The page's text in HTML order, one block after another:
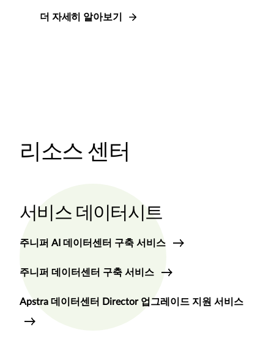
더 자세히 알아보기
리소스 센터
서비스 데이터시트
주니퍼 AI 데이터센터 구축 서비스
주니퍼 데이터센터 구축 서비스
Apstra 데이터센터 Director 업그레이드 지원 서비스